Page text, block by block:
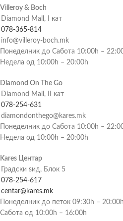
Villeroy & Boch
Diamond Mall, I кат
078-365-814
info@villeroy-boch.mk
Понеделник до Сабота 10:00h –
Недела од 10:00h – 20:00h
Diamond On The Go
Diamond Mall, II кат
078-254-631
diamondonthego@kares.mk
Понеделник до Сабота 10:00h –
Недела од 10:00h – 20:00h
Kares Центар
Градски ѕид, Блок 5
078-254-617
centar@kares.mk
Понеделник до петок 09:30h – 20:00h
Сабота од 10:00h – 16:00h